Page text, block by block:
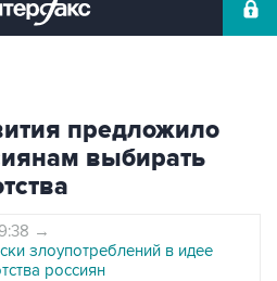
предложило
выбирать
→
злоупотреблений в идее
россиян